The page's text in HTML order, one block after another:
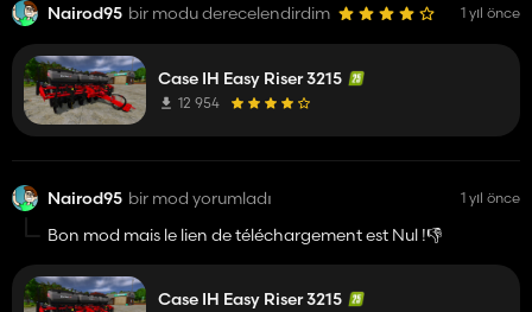
Nairod95 bir modu derecelendirdim 1 yıl önce
Case IH Easy Riser 3215
12 954
Nairod95 bir mod yorumladı 1 yıl önce
Bon mod mais le lien de téléchargement est Nul !👎️
Case IH Easy Riser 3215